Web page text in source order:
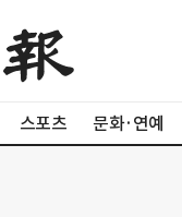
스포츠 문화·연예